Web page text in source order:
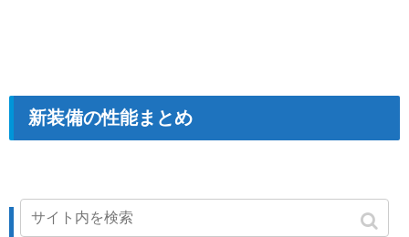
新装備の性能まとめ
ふわふわタンポポシューズ[0]